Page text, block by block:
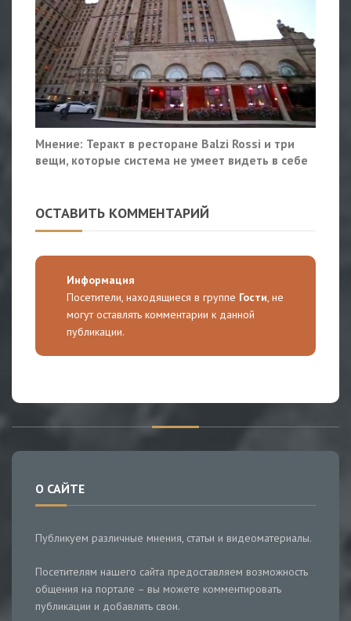
Мнение: Теракт в ресторане Balzi Rossi и три
вещи, которые система не умеет видеть в себе
ОСТАВИТЬ КОММЕНТАРИЙ
Информация
Посетители, находящиеся в группе Гости, не
могут оставлять комментарии к данной
публикации.
О САЙТЕ
Публикуем различные мнения, статьи и видеоматериалы.
Посетителям нашего сайта предоставляем возможность
общения на портале – вы можете комментировать
публикации и добавлять свои.